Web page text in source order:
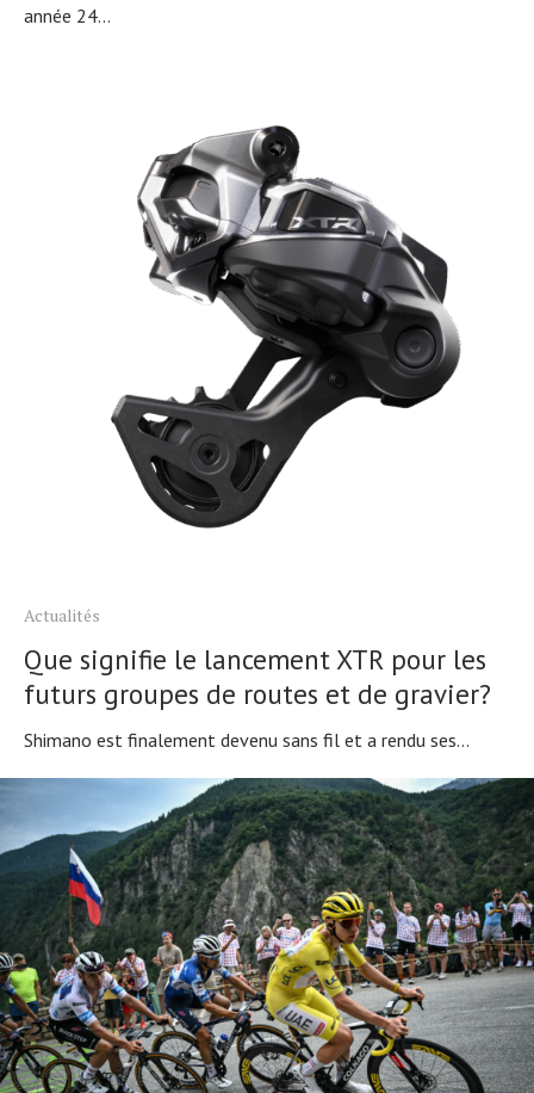
année 24...
Actualités
Que signifie le lancement XTR pour les
futurs groupes de routes et de gravier?
Shimano est finalement devenu sans fil et a rendu ses...